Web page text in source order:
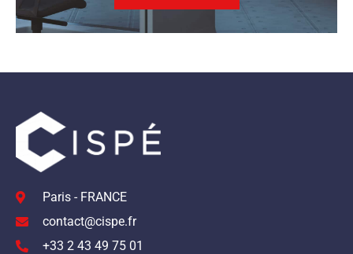
Paris - FRANCE
contact@cispe.fr
+33 2 43 49 75 01